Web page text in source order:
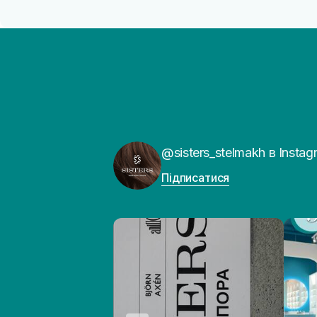
@sisters_stelmakh в
Підписатися